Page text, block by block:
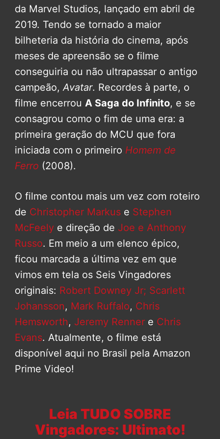
da Marvel Studios, lançado em abril de
2019. Tendo se tornado a maior
bilheteria da história do cinema, após
meses de apreensão se o filme
conseguiria ou não ultrapassar o antigo
campeão,Avatar. Recordes à parte, o
filme encerrou A Saga do Infinito, e se
consagrou como o fim de uma era: a
primeira geração do MCU que fora
iniciada com o primeiro Homem de
Ferro (2008).
O filme contou mais um vez com roteiro
de Christopher Markus e Stephen
McFeely e direção de Joe e Anthony
Russo. Em meio a um elenco épico,
ficou marcada a última vez em que
vimos em tela os Seis Vingadores
originais: Robert Downey Jr; Scarlett
Johansson, Mark Ruffalo, Chris
Hemsworth, Jeremy Renner e Chris
Evans. Atualmente, o filme está
disponível aqui no Brasil pela Amazon
Prime Video!
Leia TUDO SOBRE
Vingadores: Ultimato!